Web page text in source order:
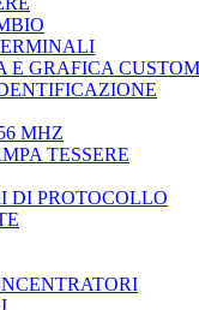
E GRAFICA CUSTOM
MHZ
TESSERE
DI PROTOCOLLO